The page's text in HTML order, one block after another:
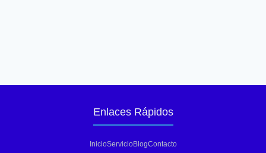
Enlaces Rápidos
InicioServicioBlogContacto